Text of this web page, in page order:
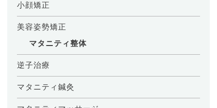
小顔矯正
美容姿勢矯正
マタニティ整体
逆子治療
マタニティ鍼灸